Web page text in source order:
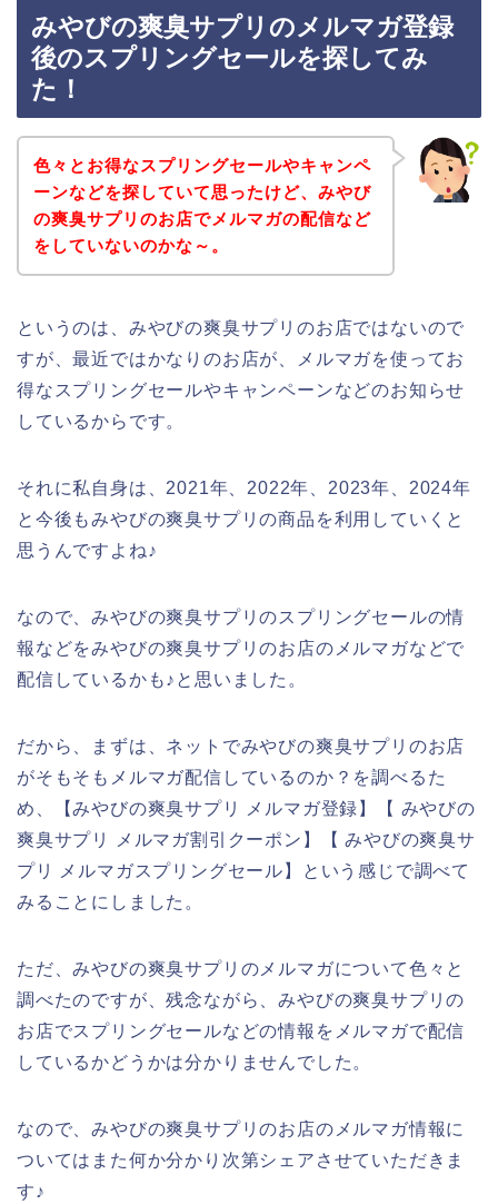
みやびの爽臭サプリのメルマガ登録
後のスプリングセールを探してみ
た！
色々とお得なスプリングセールやキャンペ
ーンなどを探していて思ったけど、みやび
の爽臭サプリのお店でメルマガの配信など
をしていないのかな～。
というのは、みやびの爽臭サプリのお店ではないので
すが、最近ではかなりのお店が、メルマガを使ってお
得なスプリングセールやキャンペーンなどのお知らせ
しているからです。
それに私自身は、2021年、2022年、2023年、2024年
と今後もみやびの爽臭サプリの商品を利用していくと
思うんですよね♪
なので、みやびの爽臭サプリのスプリングセールの情
報などをみやびの爽臭サプリのお店のメルマガなどで
配信しているかも♪と思いました。
だから、まずは、ネットでみやびの爽臭サプリのお店
がそもそもメルマガ配信しているのか？を調べるた
め、【みやびの爽臭サプリ メルマガ登録】【 みやびの
爽臭サプリ メルマガ割引クーポン】【 みやびの爽臭サ
プリ メルマガスプリングセール】という感じで調べて
みることにしました。
ただ、みやびの爽臭サプリのメルマガについて色々と
調べたのですが、残念ながら、みやびの爽臭サプリの
お店でスプリングセールなどの情報をメルマガで配信
しているかどうかは分かりませんでした。
なので、みやびの爽臭サプリのお店のメルマガ情報に
ついてはまた何か分かり次第シェアさせていただきま
す♪